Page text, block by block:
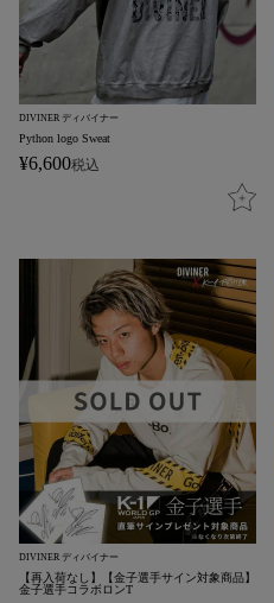
DIVINER ディバイナー
Python logo Sweat
¥6,600税込
DIVINER ディバイナー
【再入荷なし】【金子選手サイン対象商品】
金子選手コラボロンT